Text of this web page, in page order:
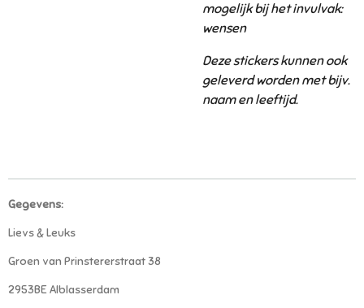
mogelijk bij het invulvak:
wensen
Deze stickers kunnen ook
geleverd worden met bijv.
naam en leeftijd.
Gegevens:
Lievs & Leuks
Groen van Prinstererstraat 38
2953BE Alblasserdam